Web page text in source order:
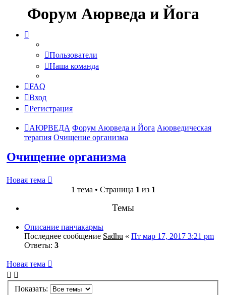
Форум Аюрведа и Йога
Пользователи
Наша команда
FAQ
Вход
Регистрация
АЮРВЕДА Форум Аюрведа и Йога Аюрведическая
терапия Очищение организма
Очищение организма
Новая тема
1 тема • Страница 1 из 1
Темы
Описание панчакармы
Последнее сообщение Sadhu « Пт мар 17, 2017 3:21 pm
Ответы: 3
Новая тема
Показать: